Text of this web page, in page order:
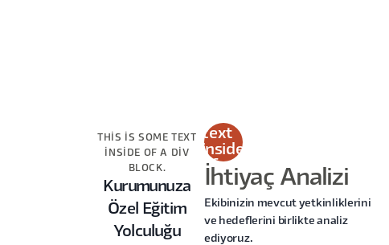
THIS IS SOME TEXT
INSIDE OF A DIV
BLOCK.
Kurumunuza
Özel Eğitim
Yolculuğu
text
inside
of a
div
block.
İhtiyaç Analizi
Ekibinizin mevcut yetkinliklerini
ve hedeflerini birlikte analiz
ediyoruz.